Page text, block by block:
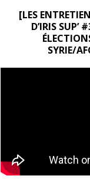
[LES
D’IRIS SUP’
SYRIE/